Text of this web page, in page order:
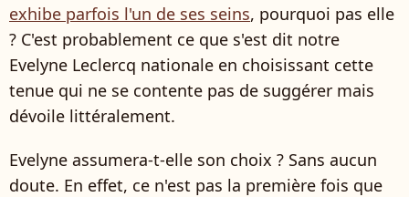
exhibe parfois l'un de ses seins, pourquoi pas elle
? C'est probablement ce que s'est dit notre
Evelyne Leclercq nationale en choisissant cette
tenue qui ne se contente pas de suggérer mais
dévoile littéralement.
Evelyne assumera-t-elle son choix ? Sans aucun
doute. En effet, ce n'est pas la première fois que